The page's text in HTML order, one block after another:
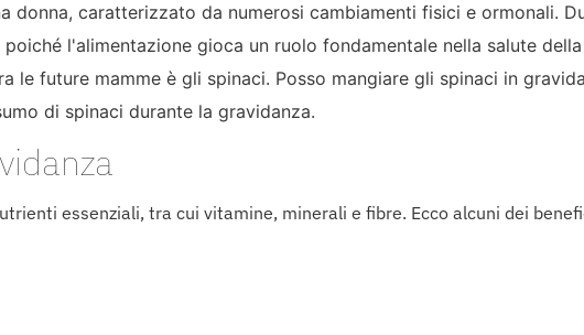
donna, caratterizzato da numerosi cambiamenti fisici e ormonali.
l'alimentazione gioca un ruolo fondamentale nella salute
le future mamme è gli spinaci. Posso mangiare gli spinaci in
di spinaci durante la gravidanza.
essenziali, tra cui vitamine, minerali e fibre. Ecco alcuni dei